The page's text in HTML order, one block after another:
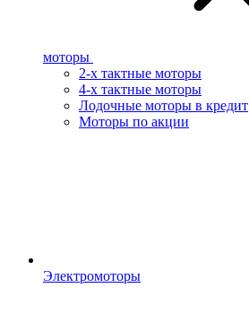
моторы
2-х тактные моторы
4-х тактные моторы
Лодочные моторы в кредит
Моторы по акции
Электромоторы